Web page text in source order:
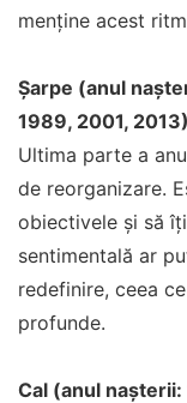
menține acest
Șarpe (anul
1989, 2001, 2013)
Ultima parte a
de reorganizare.
obiectivele și să
sentimentală ar
redefinire, ceea
profunde.
Cal (anul